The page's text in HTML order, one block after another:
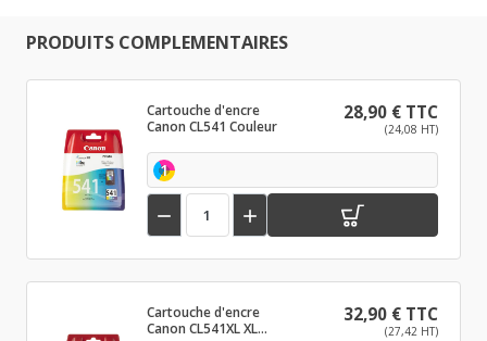
PRODUITS COMPLEMENTAIRES
Cartouche d'encre
Canon CL541 Couleur
28,90 € TTC
(24,08 HT)
1
 
Cartouche d'encre
Canon CL541XL XL
32,90 € TTC
(27,42 HT)